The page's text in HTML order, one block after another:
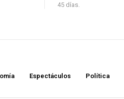
45 días.
Espectáculos Política